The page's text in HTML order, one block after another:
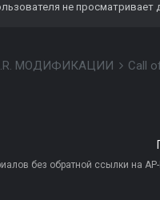
не просматривает
МОДИФИКАЦИИ Call
без обратной ссылки на